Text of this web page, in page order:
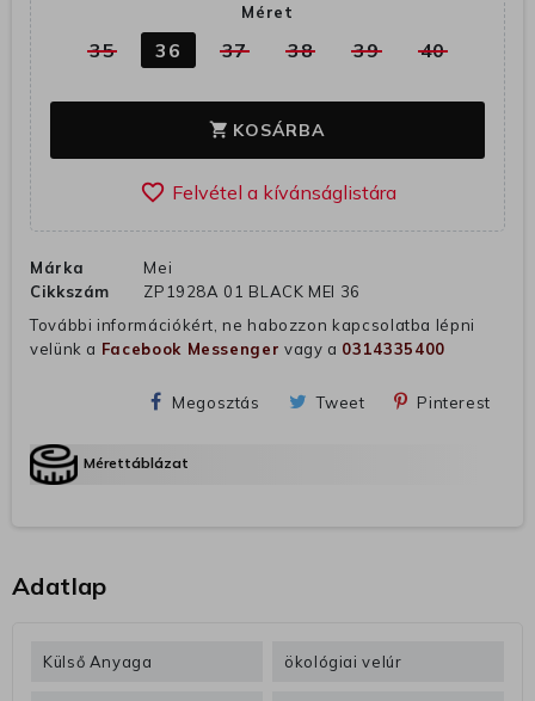
Méret
35 36 37 38 39 40
shopping_cart KOSÁRBA
favorite_border
Márka
Mei
Cikkszám
ZP1928A 01 BLACK MEI 36
További információkért, ne habozzon kapcsolatba lépni
velünk a Facebook Messenger vagy a 0314335400
Megosztás Tweet Pinterest
Mérettáblázat
Adatlap
Külső Anyaga ökológiai velúr